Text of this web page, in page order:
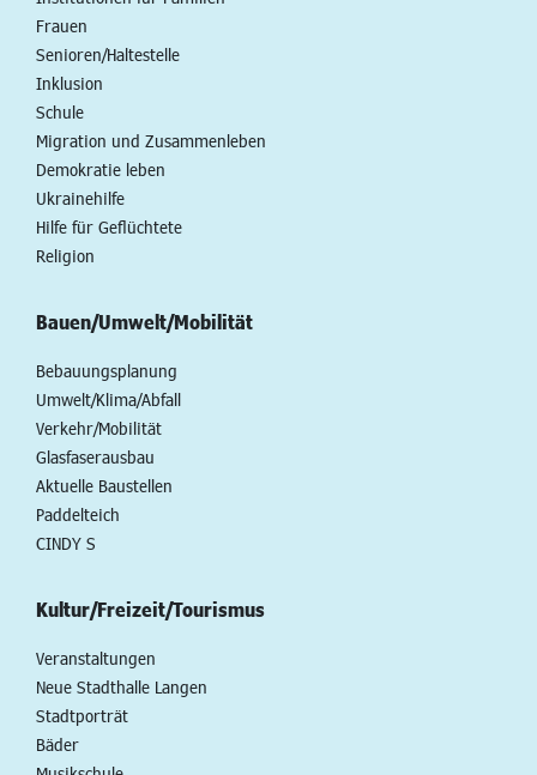
Frauen
Senioren/Haltestelle
Inklusion
Schule
Migration und Zusammenleben
Demokratie leben
Ukrainehilfe
Hilfe für Geflüchtete
Religion
Bauen/Umwelt/Mobilität
Bebauungsplanung
Umwelt/Klima/Abfall
Verkehr/Mobilität
Glasfaserausbau
Aktuelle Baustellen
Paddelteich
CINDY S
Kultur/Freizeit/Tourismus
Veranstaltungen
Neue Stadthalle Langen
Stadtporträt
Bäder